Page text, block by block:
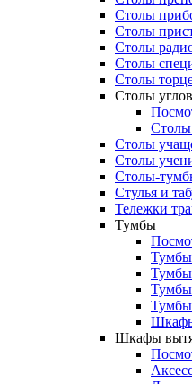
Столы
Столы
Столы
Столы
Столы
Столы
Столы
Столы
Столы
Столы-
Стулья и
Тележки
Тумбы
Тумбы
Шкафы